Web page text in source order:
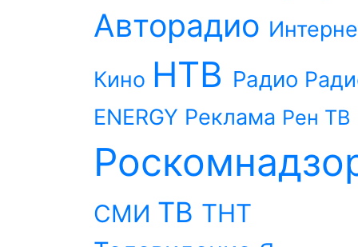
Авторадио
Кино НТВ Радио
ENERGY Реклама Рен ТВ
СМИ ТВ ТНТ